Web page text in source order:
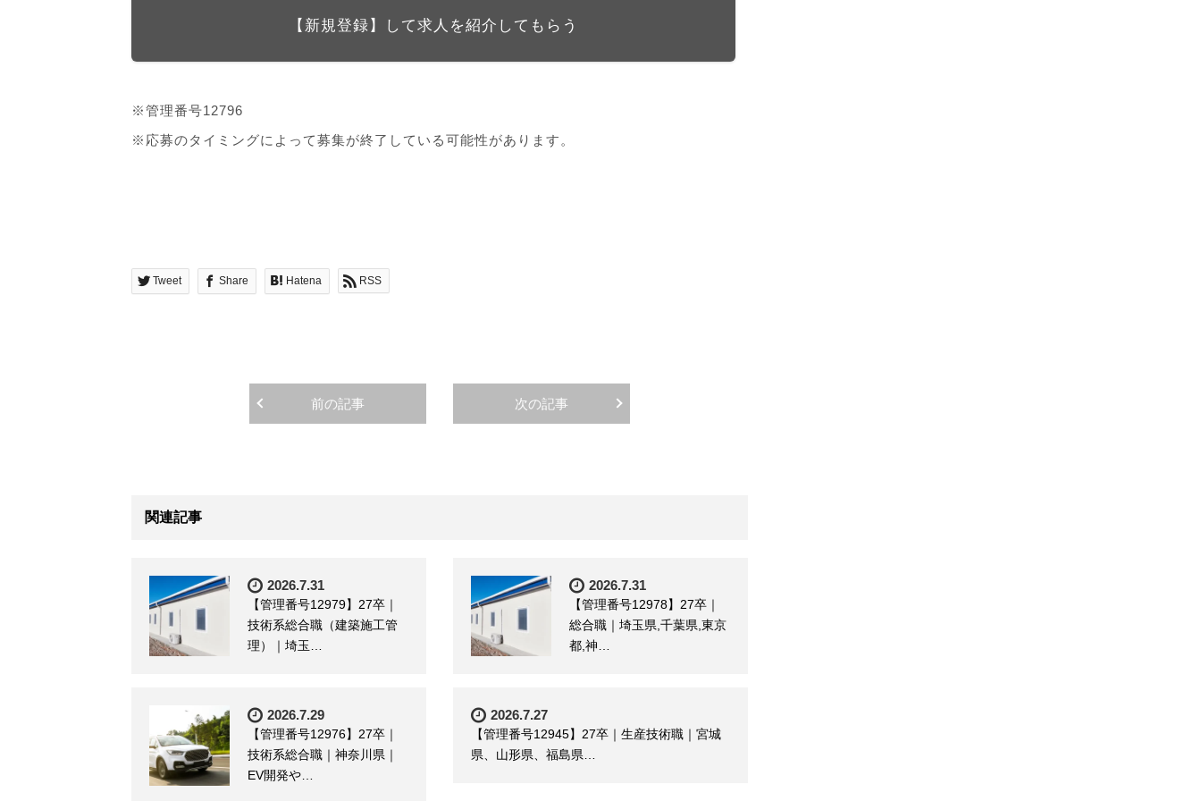
【新規登録】して求人を紹介してもらう
※管理番号12796
※応募のタイミングによって募集が終了している可能性があります。
Tweet Share Hatena RSS
前の記事 次の記事
関連記事
2026.7.31
【管理番号12979】27卒｜
技術系総合職（建築施工管
理）｜埼玉…
2026.7.31
【管理番号12978】27卒｜
総合職｜埼玉県,千葉県,東京
都,神…
2026.7.29
【管理番号12976】27卒｜
技術系総合職｜神奈川県｜
EV開発や…
2026.7.27
【管理番号12945】27卒｜生産技術職｜宮城
県、山形県、福島県…